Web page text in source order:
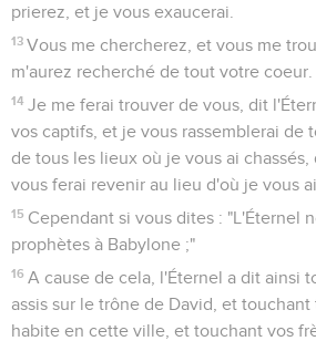
prierez, et je vous exaucerai.
13 Vous me chercherez, et vous me
m'aurez recherché de tout votre coeur.
14 Je me ferai trouver de vous, dit
vos captifs, et je vous rassemblerai de
de tous les lieux où je vous ai
vous ferai revenir au lieu d'où je vous
15 Cependant si vous dites : "L'Éternel
prophètes à Babylone ;"
16 A cause de cela, l'Éternel a dit ainsi
assis sur le trône de David, et
habite en cette ville, et touchant vos